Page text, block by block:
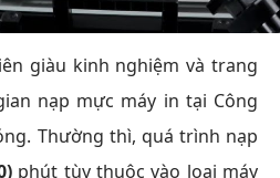
giàu kinh nghiệm và trang
nạp mực máy in tại Công
Thường thì, quá trình nạp
phút tùy thuộc vào loại máy